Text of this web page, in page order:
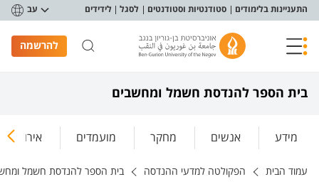
תפריט נגישות
התעניינות בלימודים סטודנטיות וסטודנטים לסגל לידידים עב
להרשמה
בית הספר להנדסת חשמל ומחשבים
מידע אנשים מחקר מועמדים אירועים
עמוד הבית הפקולטה למדעי ההנדסה בית הספר להנדסת חשמל